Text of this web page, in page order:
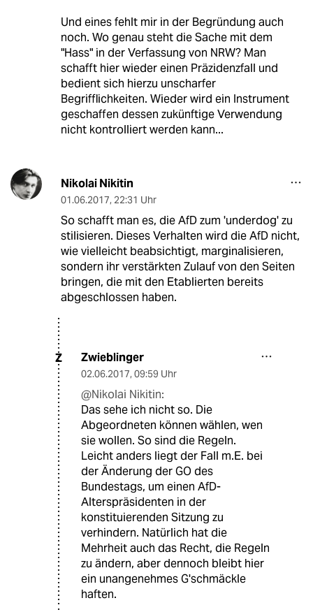
Und eines fehlt mir in der Begründung auch
noch. Wo genau steht die Sache mit dem
"Hass" in der Verfassung von NRW? Man
schafft hier wieder einen Präzidenzfall und
bedient sich hierzu unscharfer
Begrifflichkeiten. Wieder wird ein Instrument
geschaffen dessen zukünftige Verwendung
nicht kontrolliert werden kann...
Nikolai Nikitin
01.06.2017, 22:31 Uhr
So schafft man es, die AfD zum 'underdog' zu
stilisieren. Dieses Verhalten wird die AfD nicht,
wie vielleicht beabsichtigt, marginalisieren,
sondern ihr verstärkten Zulauf von den Seiten
bringen, die mit den Etablierten bereits
abgeschlossen haben.
Z Zwieblinger
02.06.2017, 09:59 Uhr
@Nikolai Nikitin:
Das sehe ich nicht so. Die
Abgeordneten können wählen, wen
sie wollen. So sind die Regeln.
Leicht anders liegt der Fall m.E. bei
der Änderung der GO des
Bundestags, um einen AfD-
Alterspräsidenten in der
konstituierenden Sitzung zu
verhindern. Natürlich hat die
Mehrheit auch das Recht, die Regeln
zu ändern, aber dennoch bleibt hier
ein unangenehmes G'schmäckle
haften.